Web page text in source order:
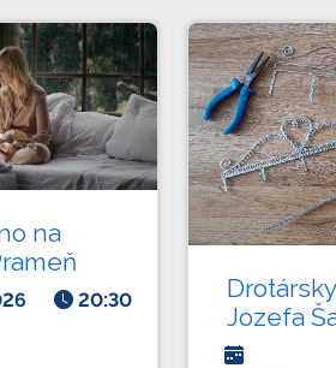
na
20:30
Jozefa